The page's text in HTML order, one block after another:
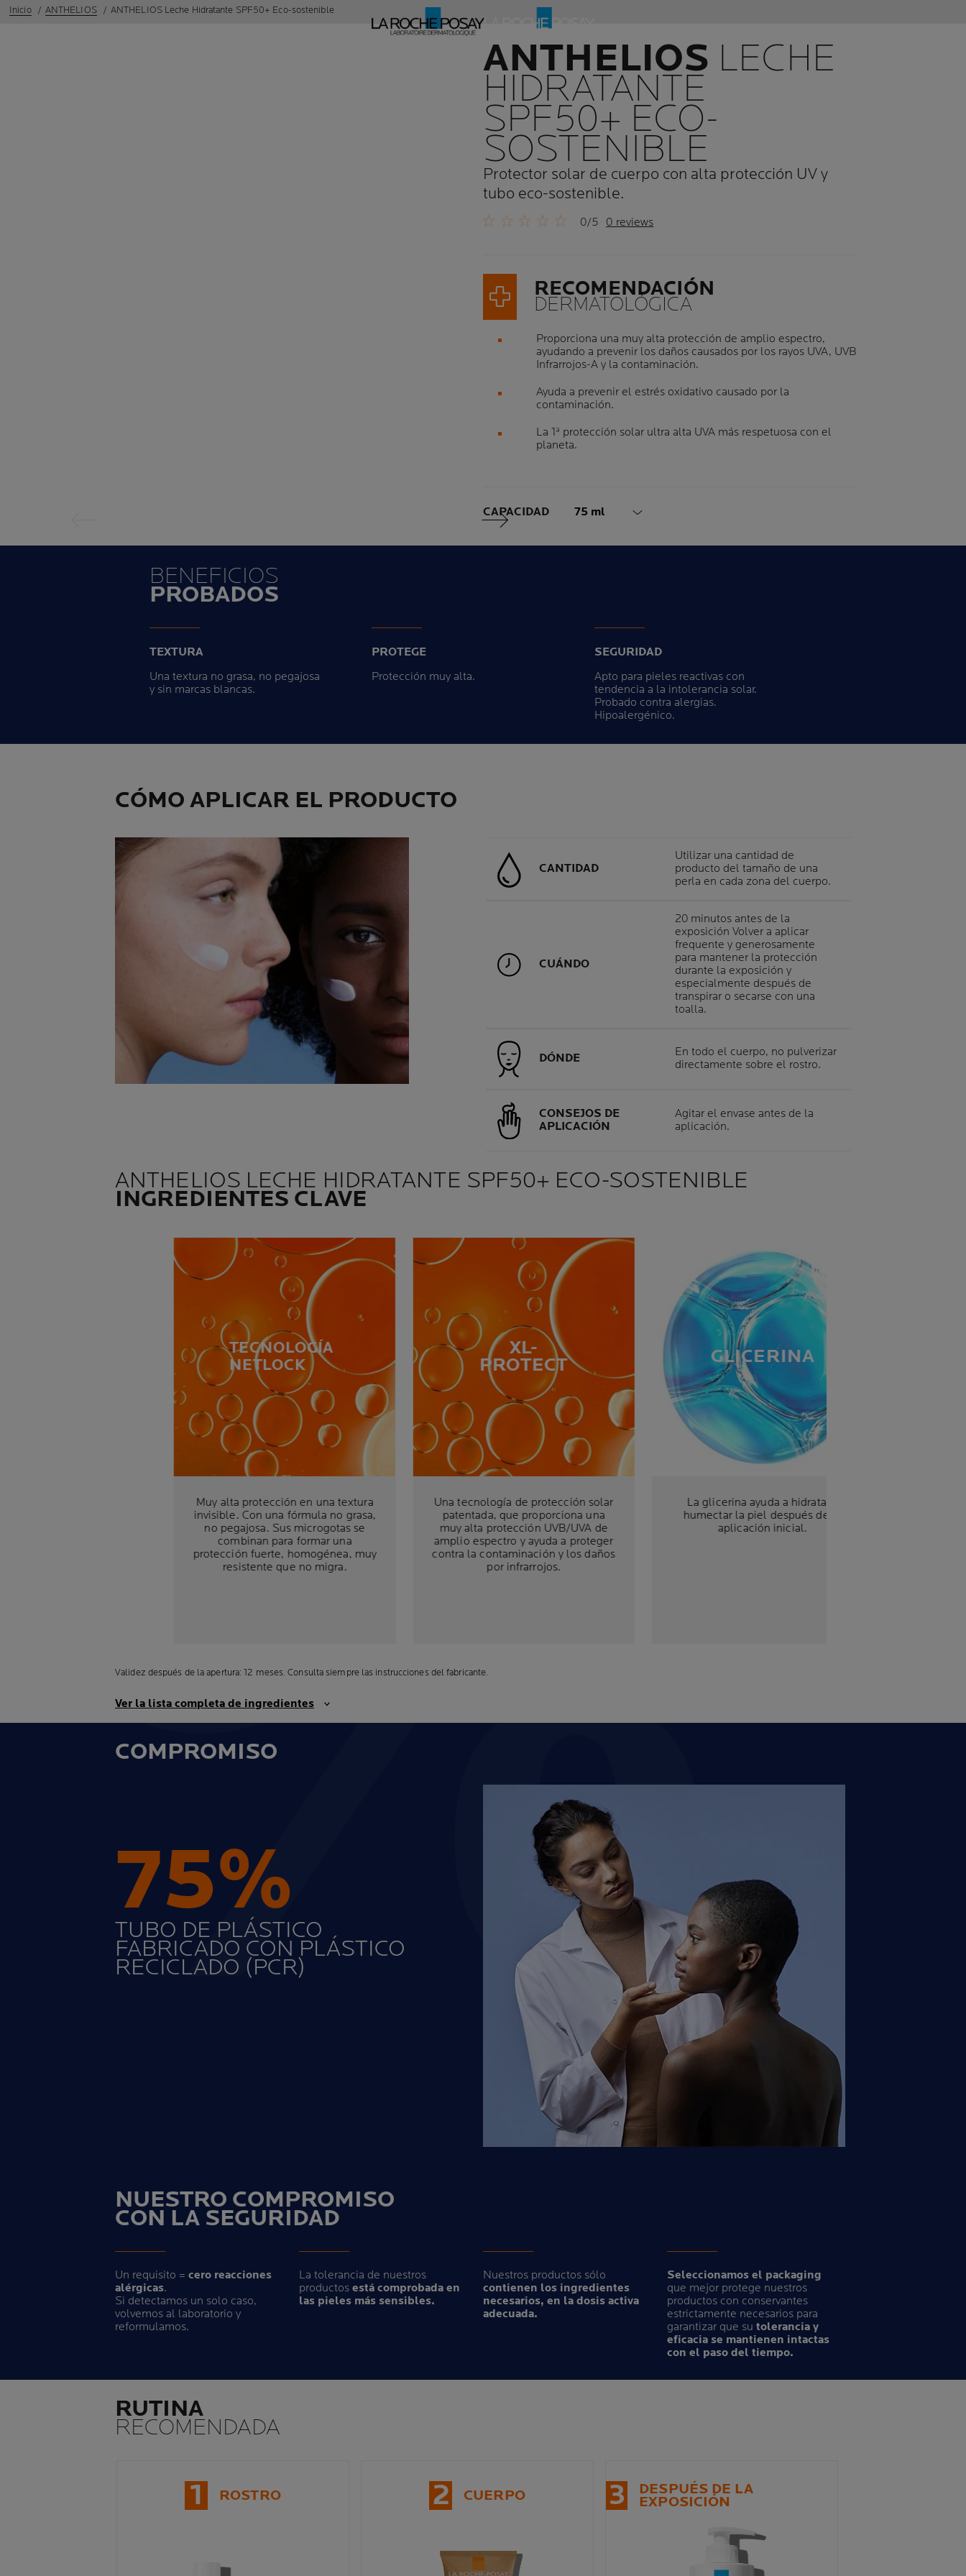
Inicio ANTHELIOS ANTHELIOS Leche Hidratante SPF50+ Eco-sostenible
Siguiente Panel
ANTHELIOS LECHE
HIDRATANTE
SPF50+ ECO-
SOSTENIBLE
Protector solar de cuerpo con alta protección UV y
tubo eco-sostenible.
0/5 0 reviews
RECOMENDACIÓN
DERMATOLÓGICA
Proporciona una muy alta protección de amplio espectro,
ayudando a prevenir los daños causados por los rayos UVA, UVB
Infrarrojos-A y la contaminación.
Ayuda a prevenir el estrés oxidativo causado por la
contaminación.
La 1ª protección solar ultra alta UVA más respetuosa con el
planeta.
CAPACIDAD Volume
75 ml
BENEFICIOS
PROBADOS
TEXTURA
Una textura no grasa, no pegajosa
y sin marcas blancas.
PROTEGE
Protección muy alta.
SEGURIDAD
Apto para pieles reactivas con
tendencia a la intolerancia solar.
Probado contra alergias.
Hipoalergénico.
CÓMO APLICAR EL PRODUCTO
CANTIDAD
Utilizar una cantidad de
producto del tamaño de una
perla en cada zona del cuerpo.
CUÁNDO
20 minutos antes de la
exposición Volver a aplicar
frequente y generosamente
para mantener la protección
durante la exposición y
especialmente después de
transpirar o secarse con una
toalla.
DÓNDE
En todo el cuerpo, no pulverizar
directamente sobre el rostro.
CONSEJOS DE
APLICACIÓN
Agitar el envase antes de la
aplicación.
ANTHELIOS LECHE HIDRATANTE SPF50+ ECO-SOSTENIBLE
INGREDIENTES CLAVE
TECNOLOGÍA
NETLOCK
Muy alta protección en una textura
invisible. Con una fórmula no grasa,
no pegajosa. Sus microgotas se
combinan para formar una
protección fuerte, homogénea, muy
resistente que no migra.
XL-
PROTECT
Una tecnología de protección solar
patentada, que proporciona una
muy alta protección UVB/UVA de
amplio espectro y ayuda a proteger
contra la contaminación y los daños
por infrarrojos.
GLICERINA
La glicerina ayuda a hidratar y
humectar la piel después de la
aplicación inicial.
Validez después de la apertura: 12 meses. Consulta siempre las instrucciones del fabricante.
Ver la lista completa de ingredientes
COMPROMISO
75%
TUBO DE PLÁSTICO
FABRICADO CON PLÁSTICO
RECICLADO (PCR)
NUESTRO COMPROMISO
CON LA SEGURIDAD
Un requisito = cero reacciones
alérgicas.
Si detectamos un solo caso,
volvemos al laboratorio y
reformulamos.
La tolerancia de nuestros
productos está comprobada en
las pieles más sensibles.
Nuestros productos sólo
contienen los ingredientes
necesarios, en la dosis activa
adecuada.
Seleccionamos el packaging
que mejor protege nuestros
productos con conservantes
estrictamente necesarios para
garantizar que su tolerancia y
eficacia se mantienen intactas
con el paso del tiempo.
RUTINA
RECOMENDADA
1 ROSTRO 2 CUERPO 3 DESPUÉS DE LA
EXPOSICIÓN